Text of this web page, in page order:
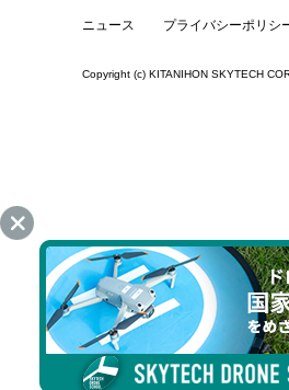
ニュース プライバシーポリシ
Copyright (c) KITANIHON SKYTECH